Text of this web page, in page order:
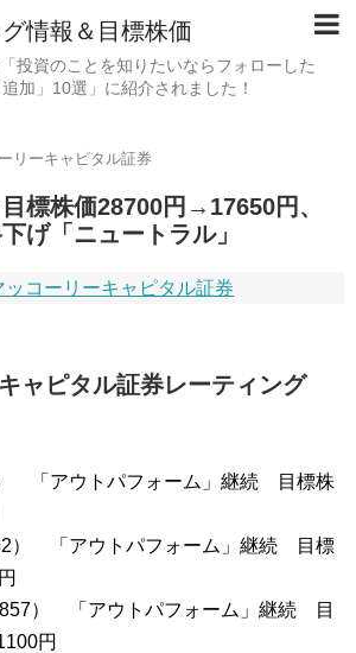
情報＆目標株価
投資のことを知りたいならフォローした
加」10選」に紹介されました！
リーキャピタル証券
標株価28700円→17650円、
げ「ニュートラル」
ッコーリーキャピタル証券
ャピタル証券レーティング
「アウトパフォーム」継続 目標株
） 「アウトパフォーム」継続 目標
） 「アウトパフォーム」継続 目
円